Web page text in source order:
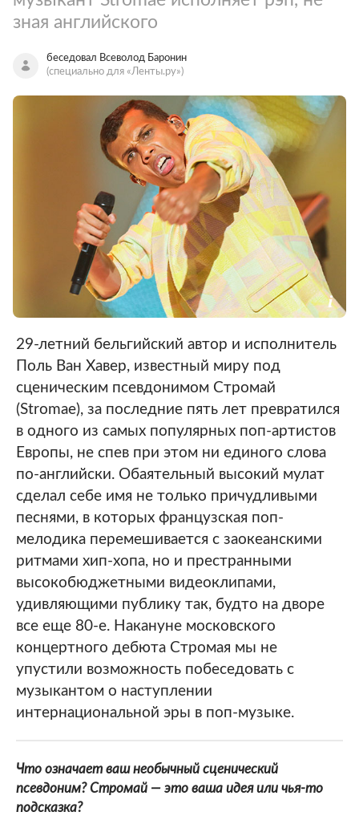
зная английского
беседовал Всеволод Баронин
(специально для «Ленты.ру»)
29-летний бельгийский автор и исполнитель
Поль Ван Хавер, известный миру под
сценическим псевдонимом Стромай
(Stromae), за последние пять лет превратился
в одного из самых популярных поп-артистов
Европы, не спев при этом ни единого слова
по-английски. Обаятельный высокий мулат
сделал себе имя не только причудливыми
песнями, в которых французская поп-
мелодика перемешивается с заокеанскими
ритмами хип-хопа, но и престранными
высокобюджетными видеоклипами,
удивляющими публику так, будто на дворе
все еще 80-е. Накануне московского
концертного дебюта Стромая мы не
упустили возможность побеседовать с
музыкантом о наступлении
интернациональной эры в поп-музыке.
Что означает ваш необычный сценический
псевдоним? Стромай — это ваша идея или чья-то
подсказка?